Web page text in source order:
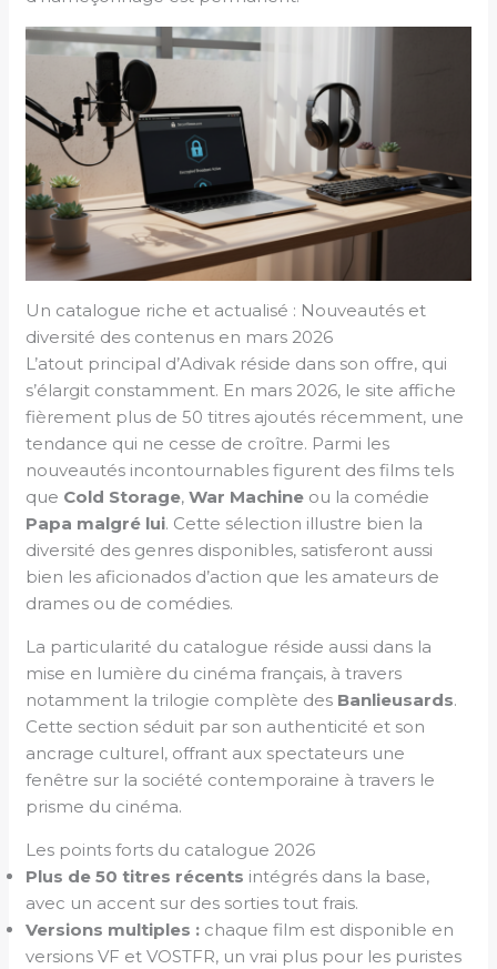
Un catalogue riche et actualisé : Nouveautés et
diversité des contenus en mars 2026
L’atout principal d’Adivak réside dans son offre, qui
s’élargit constamment. En mars 2026, le site affiche
fièrement plus de 50 titres ajoutés récemment, une
tendance qui ne cesse de croître. Parmi les
nouveautés incontournables figurent des films tels
que Cold Storage,War Machine ou la comédie
Papa malgré lui. Cette sélection illustre bien la
diversité des genres disponibles, satisferont aussi
bien les aficionados d’action que les amateurs de
drames ou de comédies.
La particularité du catalogue réside aussi dans la
mise en lumière du cinéma français, à travers
notamment la trilogie complète des Banlieusards.
Cette section séduit par son authenticité et son
ancrage culturel, offrant aux spectateurs une
fenêtre sur la société contemporaine à travers le
prisme du cinéma.
Les points forts du catalogue 2026
Plus de 50 titres récents intégrés dans la base,
avec un accent sur des sorties tout frais.
Versions multiples : chaque film est disponible en
versions VF et VOSTFR, un vrai plus pour les puristes